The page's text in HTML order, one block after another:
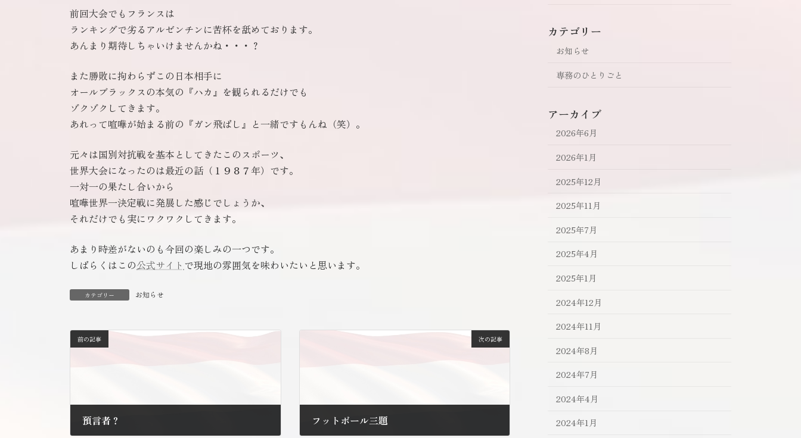
前回大会でもフランスは
ランキングで劣るアルゼンチンに苦杯を舐めております。
あんまり期待しちゃいけませんかね・・・？
また勝敗に拘わらずこの日本相手に
オールブラックスの本気の『ハカ』を観られるだけでも
ゾクゾクしてきます。
あれって喧嘩が始まる前の『ガン飛ばし』と一緒ですもんね（笑）。
元々は国別対抗戦を基本としてきたこのスポーツ、
世界大会になったのは最近の話（１９８７年）です。
一対一の果たし合いから
喧嘩世界一決定戦に発展した感じでしょうか、
それだけでも実にワクワクしてきます。
あまり時差がないのも今回の楽しみの一つです。
しばらくはこの公式サイト で現地の雰囲気を味わいたいと思います。
カテゴリー お知らせ
前の記事
預言者？
次の記事
フットボール三題
カテゴリー
お知らせ
専務のひとりごと
アーカイブ
2026年6月
2026年1月
2025年12月
2025年11月
2025年7月
2025年4月
2025年1月
2024年12月
2024年11月
2024年8月
2024年7月
2024年4月
2024年1月